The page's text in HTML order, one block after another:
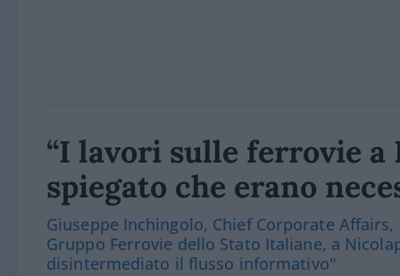
“I lavori sulle ferrovie a
spiegato che erano
Giuseppe Inchingolo, Chief Corporate
Gruppo Ferrovie dello Stato Italiane, a
disintermediato il flusso informativo"